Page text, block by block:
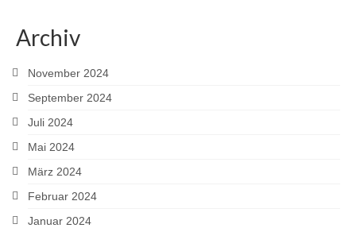
Archiv
November 2024
September 2024
Juli 2024
Mai 2024
März 2024
Februar 2024
Januar 2024